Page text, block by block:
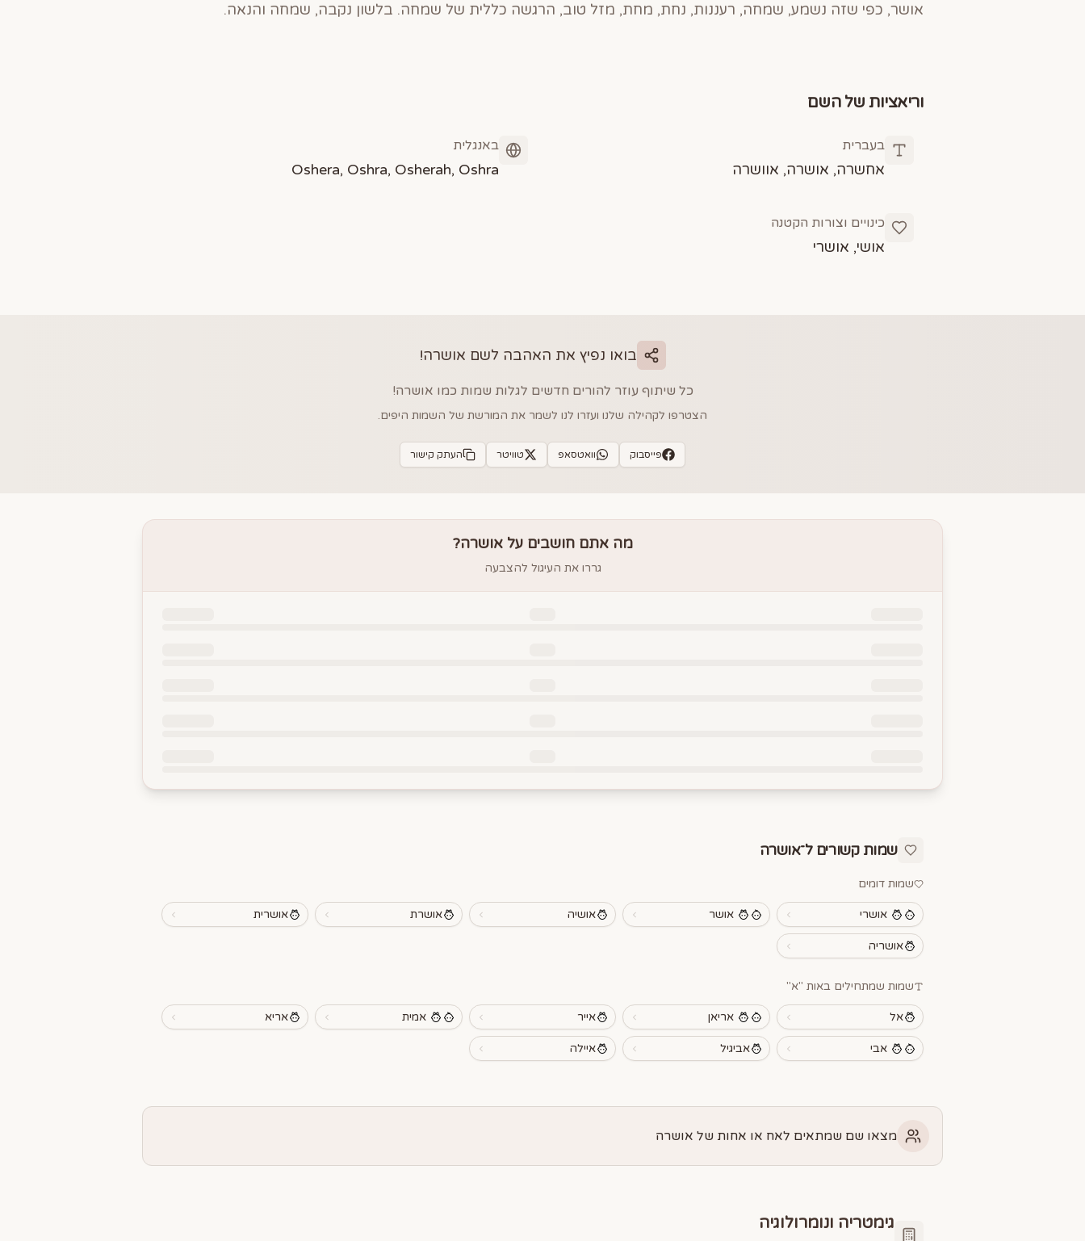
אושר, כפי שזה נשמע, שמחה, רעננות, נחת, מחת, מזל טוב, הרגשה כללית של שמחה. בלשון נקבה, שמחה והנאה.
וריאציות של השם
בעברית
אחשרה, אושרה, אוושרה
באנגלית
Oshera, Oshra, Osherah, Oshra
כינויים וצורות הקטנה
אושי, אושרי
בואו נפיץ את האהבה לשם אושרה!
כל שיתוף עוזר להורים חדשים לגלות שמות כמו אושרה!
הצטרפו לקהילה שלנו ועזרו לנו לשמר את המורשת של השמות היפים.
פייסבוק וואטסאפ טוויטר העתק קישור
מה אתם חושבים עלאושרה?
גררו את העיגול להצבעה
שמות קשורים ל־אושרה
שמות דומים
אושרי אושר אושיה אושרת אושרית
אושריה
שמות שמתחילים באות "א"
אל אריאן אייר אמית אריא
אבי אביגיל איילה
מצאו שם שמתאים לאח או אחות של אושרה
גימטריה ונומרולוגיה